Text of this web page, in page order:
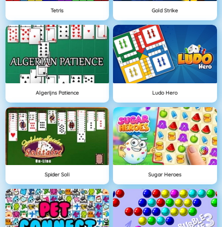
Tetris Gold Strike
Algerijns Patience Ludo Hero
Spider Soli Sugar Heroes